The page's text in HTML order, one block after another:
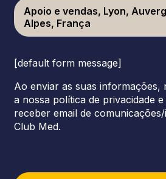
Apoio e vendas, Lyon,
Alpes, França
[default form message]
Ao enviar as suas informações,
a nossa política de privacidade
receber email de
Club Med.